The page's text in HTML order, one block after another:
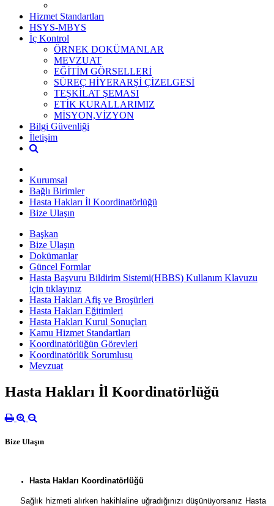
Hizmet Standartları
HSYS-MBYS
İç Kontrol
ÖRNEK DOKÜMANLAR
MEVZUAT
EĞİTİM GÖRSELLERİ
SÜREÇ HİYERARŞİ ÇİZELGESİ
TEŞKİLAT ŞEMASI
ETİK KURALLARIMIZ
MİSYON,VİZYON
Bilgi Güvenliği
İletişim
Kurumsal
Bağlı Birimler
Hasta Hakları İl Koordinatörlüğü
Bize Ulaşın
Başkan
Bize Ulaşın
Dokümanlar
Güncel Formlar
Hasta Başvuru Bildirim Sistemi(HBBS) Kullanım Klavuzu
için tıklayınız
Hasta Hakları Afiş ve Broşürleri
Hasta Hakları Eğitimleri
Hasta Hakları Kurul Sonuçları
Kamu Hizmet Standartları
Koordinatörlüğün Görevleri
Koordinatörlük Sorumlusu
Mevzuat
Hasta Hakları İl Koordinatörlüğü
Bize Ulaşın
Hasta Hakları Koordinatörlüğü
Sağlık hizmeti alırken hakihlaline uğradığınızı düşünüyorsanız Hasta